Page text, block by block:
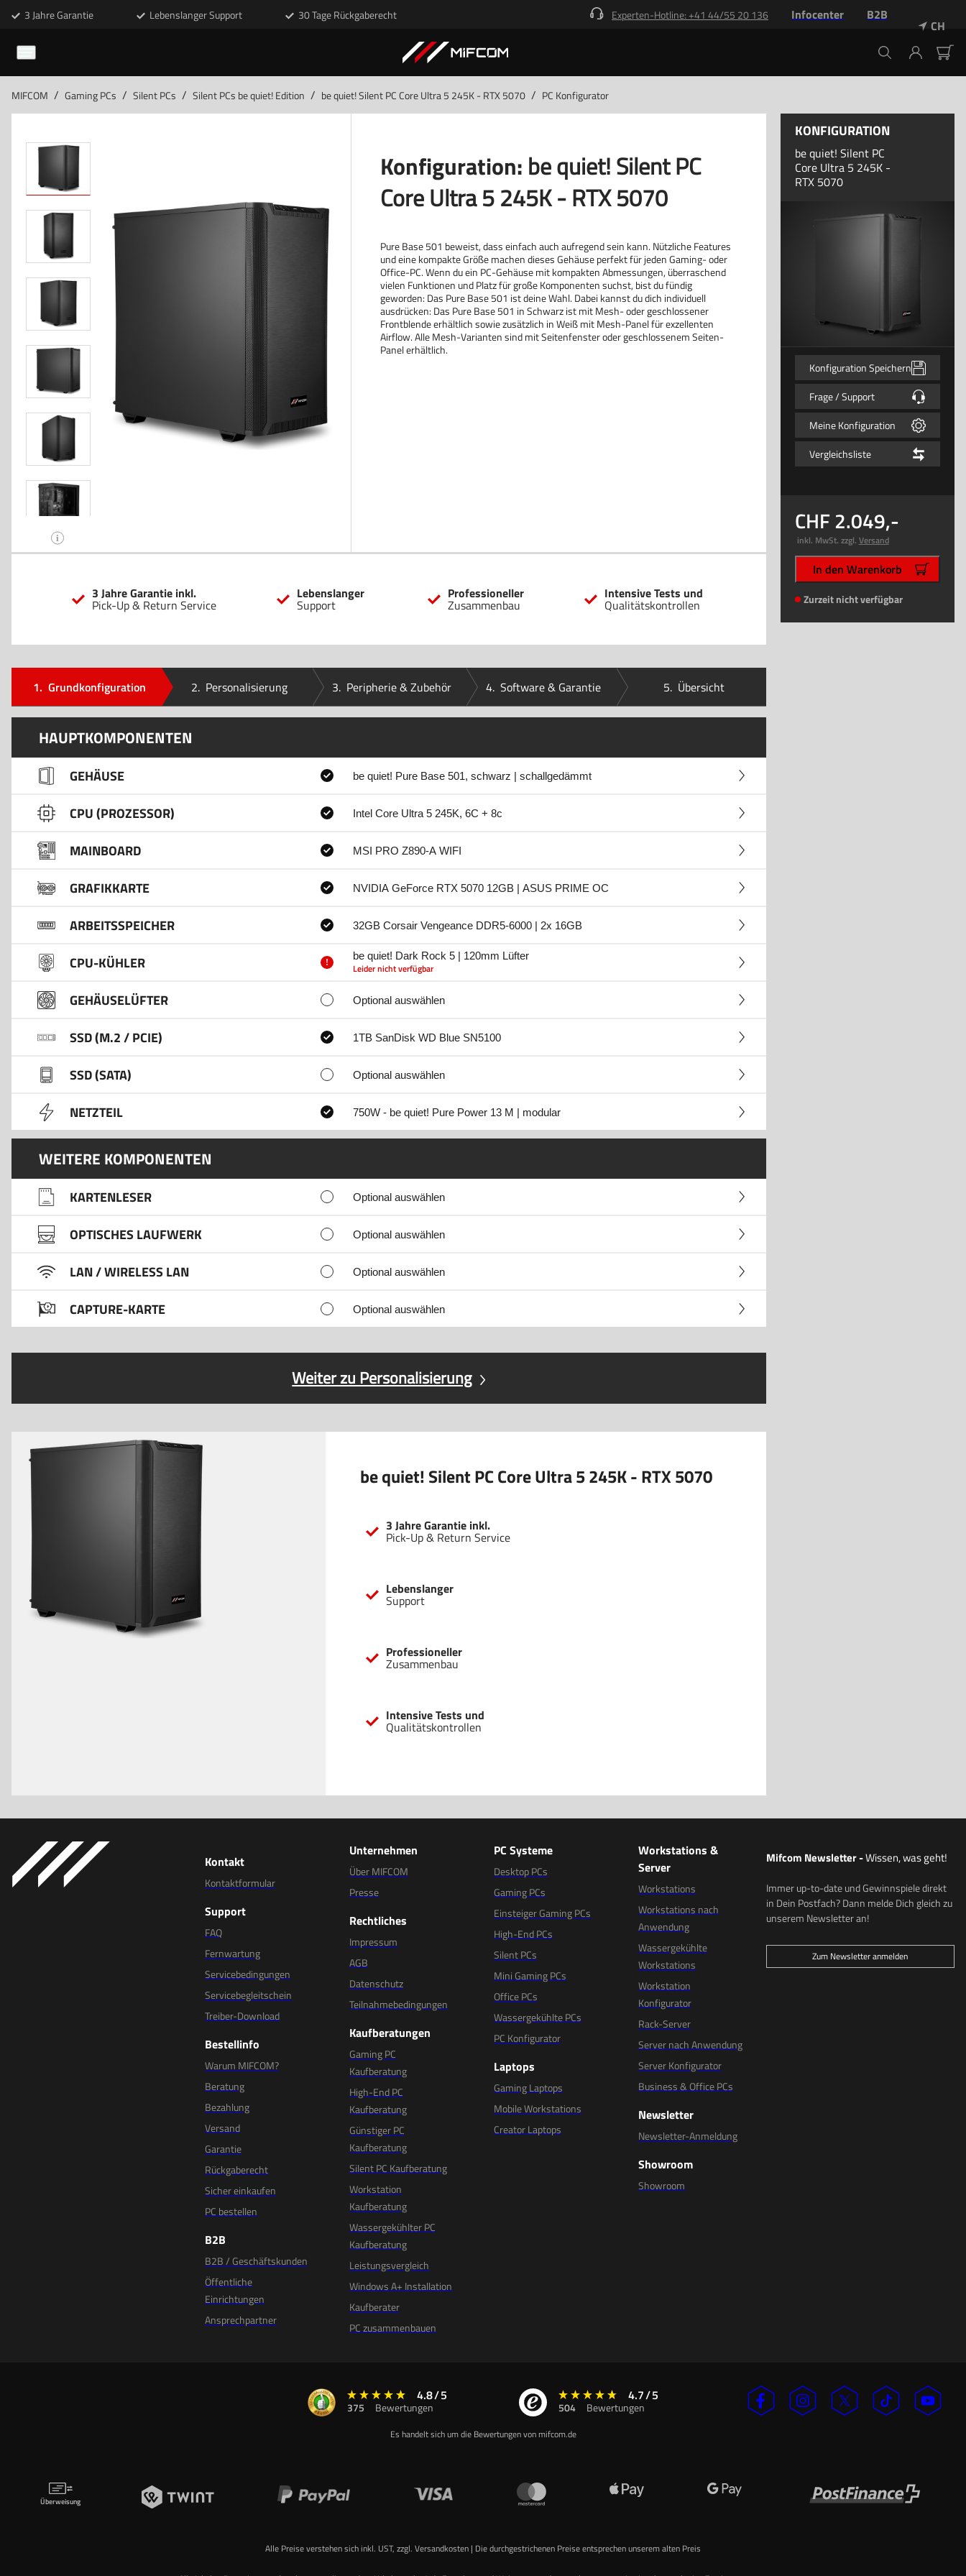
3 Jahre Garantie Lebenslanger Support 30 Tage Rückgaberecht Experten-Hotline: +41 44/55 20 136 Infocenter B2B
CH
MIFCOM / Gaming PCs / Silent PCs / Silent PCs be quiet! Edition / be quiet! Silent PC Core Ultra 5 245K - RTX 5070 / PC Konfigurator
i
Konfiguration: be quiet! Silent PC
Core Ultra 5 245K - RTX 5070
Pure Base 501 beweist, dass einfach auch aufregend sein kann. Nützliche Features
und eine kompakte Größe machen dieses Gehäuse perfekt für jeden Gaming- oder
Office-PC. Wenn du ein PC-Gehäuse mit kompakten Abmessungen, überraschend
vielen Funktionen und Platz für große Komponenten suchst, bist du fündig
geworden: Das Pure Base 501 ist deine Wahl. Dabei kannst du dich individuell
ausdrücken: Das Pure Base 501 in Schwarz ist mit Mesh- oder geschlossener
Frontblende erhältlich sowie zusätzlich in Weiß mit Mesh-Panel für exzellenten
Airflow. Alle Mesh-Varianten sind mit Seitenfenster oder geschlossenem Seiten-
Panel erhältlich.
3 Jahre Garantie inkl.
Pick-Up & Return Service
Lebenslanger
Support
Professioneller
Zusammenbau
Intensive Tests und
Qualitätskontrollen
1. Grundkonfiguration 2. Personalisierung 3. Peripherie & Zubehör 4. Software & Garantie 5. Übersicht
HAUPTKOMPONENTEN
GEHÄUSE be quiet! Pure Base 501, schwarz | schallgedämmt
CPU (PROZESSOR) Intel Core Ultra 5 245K, 6C + 8c
MAINBOARD MSI PRO Z890-A WIFI
GRAFIKKARTE NVIDIA GeForce RTX 5070 12GB | ASUS PRIME OC
ARBEITSSPEICHER 32GB Corsair Vengeance DDR5-6000 | 2x 16GB
CPU-KÜHLER !
be quiet! Dark Rock 5 | 120mm Lüfter
Leider nicht verfügbar
GEHÄUSELÜFTER Optional auswählen
SSD (M.2 / PCIE) 1TB SanDisk WD Blue SN5100
SSD (SATA) Optional auswählen
NETZTEIL 750W - be quiet! Pure Power 13 M | modular
WEITERE KOMPONENTEN
KARTENLESER Optional auswählen
OPTISCHES LAUFWERK Optional auswählen
LAN / WIRELESS LAN Optional auswählen
CAPTURE-KARTE Optional auswählen
Weiter zu Personalisierung
be quiet! Silent PC Core Ultra 5 245K - RTX 5070
3 Jahre Garantie inkl.
Pick-Up & Return Service
Lebenslanger
Support
Professioneller
Zusammenbau
Intensive Tests und
Qualitätskontrollen
KONFIGURATION
be quiet! Silent PC
Core Ultra 5 245K -
RTX 5070
Konfiguration Speichern
Frage / Support
Meine Konfiguration
Vergleichsliste
2.049,-
inkl. MwSt. zzgl. Versand
In den Warenkorb
Zurzeit nicht verfügbar
Kontakt
Kontaktformular
Support
FAQ
Fernwartung
Servicebedingungen
Servicebegleitschein
Treiber-Download
Bestellinfo
Warum MIFCOM?
Beratung
Bezahlung
Versand
Garantie
Rückgaberecht
Sicher einkaufen
PC bestellen
B2B
B2B / Geschäftskunden
Öffentliche
Einrichtungen
Ansprechpartner
Unternehmen
Über MIFCOM
Presse
Rechtliches
Impressum
AGB
Datenschutz
Teilnahmebedingungen
Kaufberatungen
Gaming PC
Kaufberatung
High-End PC
Kaufberatung
Günstiger PC
Kaufberatung
Silent PC Kaufberatung
Workstation
Kaufberatung
Wassergekühlter PC
Kaufberatung
Leistungsvergleich
Windows A+ Installation
Kaufberater
PC zusammenbauen
PC Systeme
Desktop PCs
Gaming PCs
Einsteiger Gaming PCs
High-End PCs
Silent PCs
Mini Gaming PCs
Office PCs
Wassergekühlte PCs
PC Konfigurator
Laptops
Gaming Laptops
Mobile Workstations
Creator Laptops
Workstations &
Server
Workstations
Workstations nach
Anwendung
Wassergekühlte
Workstations
Workstation
Konfigurator
Rack-Server
Server nach Anwendung
Server Konfigurator
Business & Office PCs
Newsletter
Newsletter-Anmeldung
Showroom
Showroom
Mifcom Newsletter-Wissen, was geht!
Immer up-to-date und Gewinnspiele direkt
in Dein Postfach? Dann melde Dich gleich zu
unserem Newsletter an!
Zum Newsletter anmelden
4.8/5
375 Bewertungen
4.7/5
504 Bewertungen
Es handelt sich um die Bewertungen von mifcom.de
Überweisung
Alle Preise verstehen sich inkl. UST, zzgl. Versandkosten | Die durchgestrichenen Preise entsprechen unserem alten Preis